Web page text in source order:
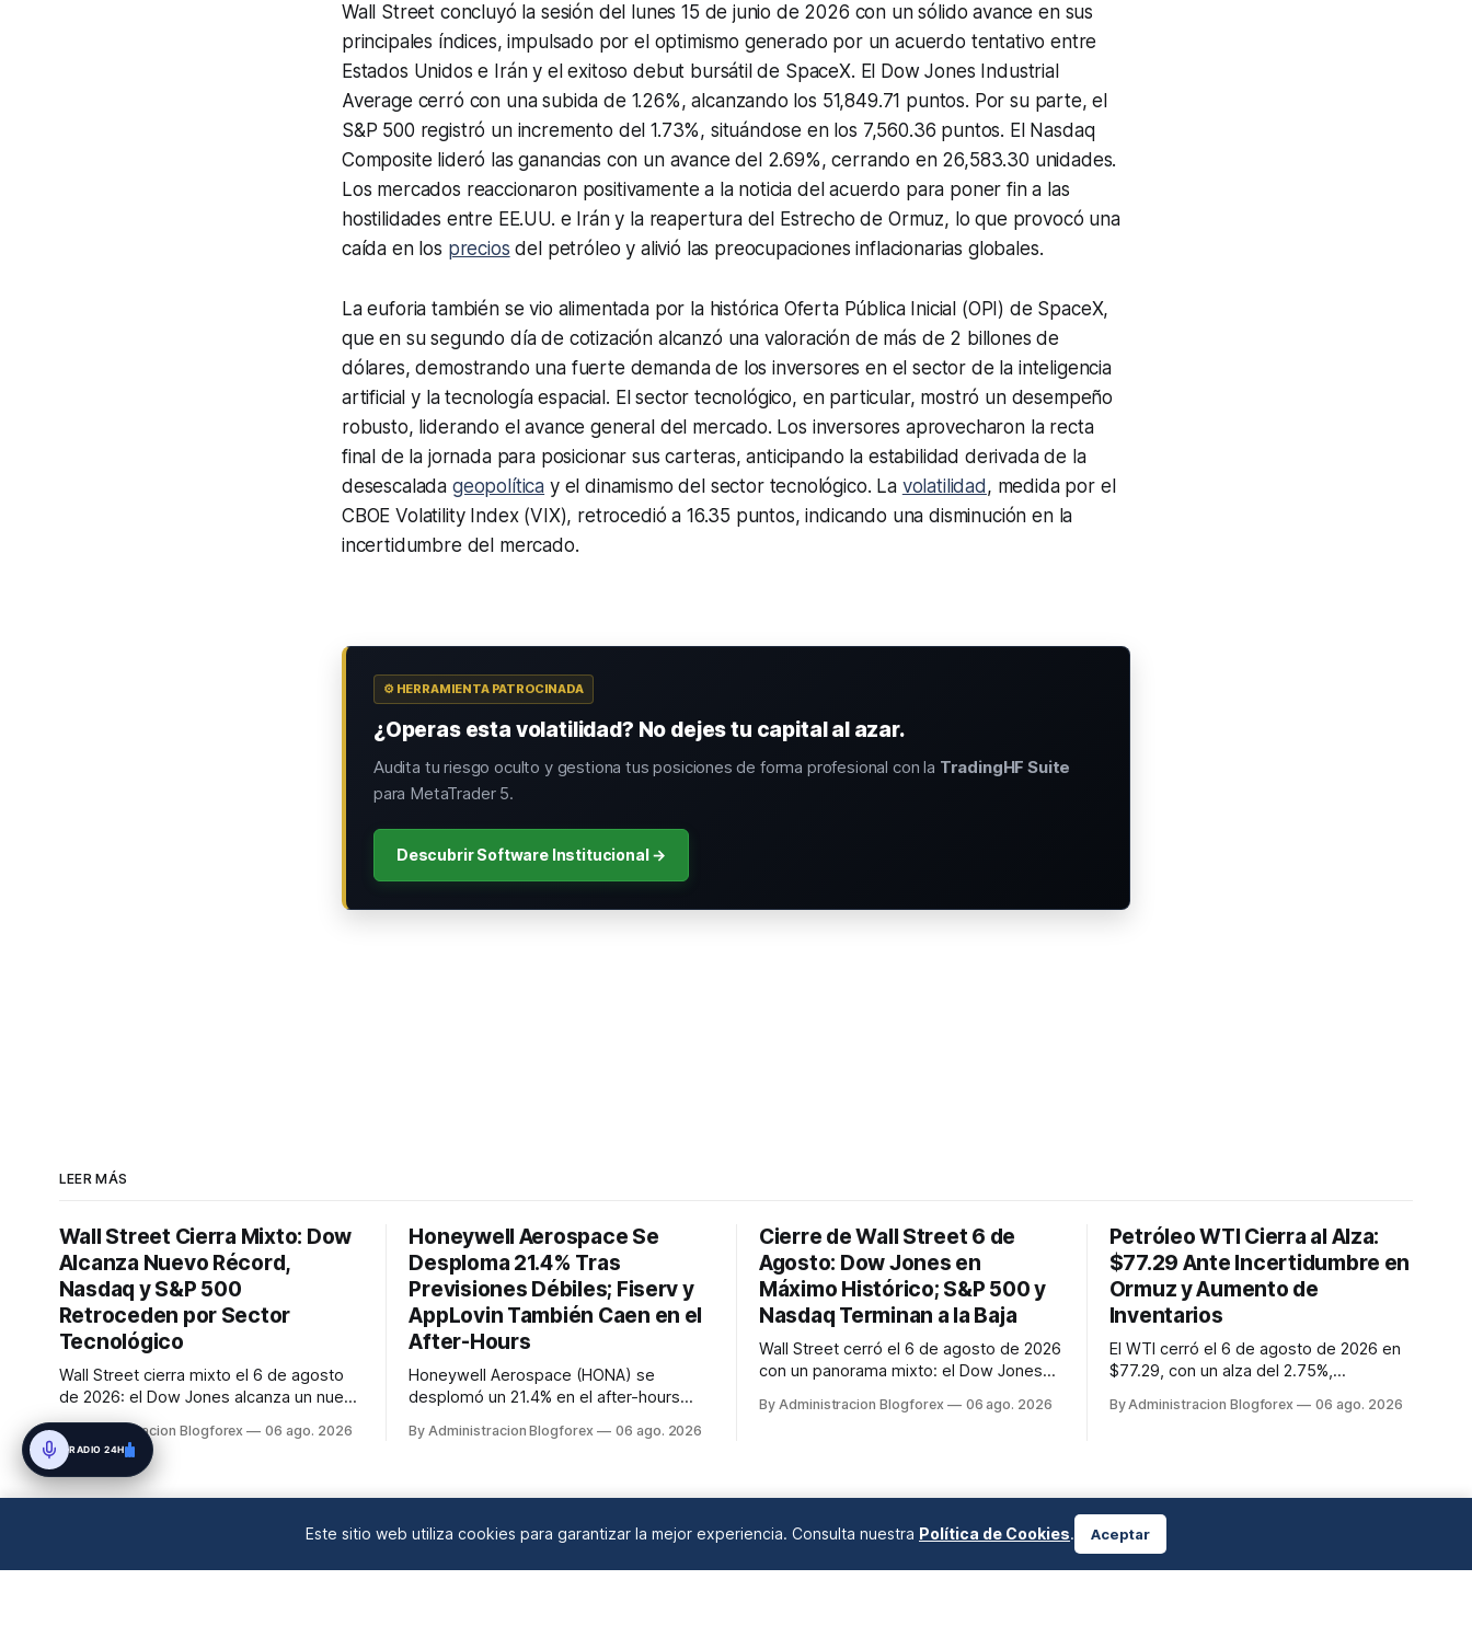
Wall Street concluyó la sesión del lunes 15 de junio de 2026 con un sólido avance en sus
principales índices, impulsado por el optimismo generado por un acuerdo tentativo entre
Estados Unidos e Irán y el exitoso debut bursátil de SpaceX. El Dow Jones Industrial
Average cerró con una subida de 1.26%, alcanzando los 51,849.71 puntos. Por su parte, el
S&P 500 registró un incremento del 1.73%, situándose en los 7,560.36 puntos. El Nasdaq
Composite lideró las ganancias con un avance del 2.69%, cerrando en 26,583.30 unidades.
Los mercados reaccionaron positivamente a la noticia del acuerdo para poner fin a las
hostilidades entre EE.UU. e Irán y la reapertura del Estrecho de Ormuz, lo que provocó una
caída en los precios del petróleo y alivió las preocupaciones inflacionarias globales.
La euforia también se vio alimentada por la histórica Oferta Pública Inicial (OPI) de SpaceX,
que en su segundo día de cotización alcanzó una valoración de más de 2 billones de
dólares, demostrando una fuerte demanda de los inversores en el sector de la inteligencia
artificial y la tecnología espacial. El sector tecnológico, en particular, mostró un desempeño
robusto, liderando el avance general del mercado. Los inversores aprovecharon la recta
final de la jornada para posicionar sus carteras, anticipando la estabilidad derivada de la
desescalada geopolítica y el dinamismo del sector tecnológico. La volatilidad , medida por el
CBOE Volatility Index (VIX), retrocedió a 16.35 puntos, indicando una disminución en la
incertidumbre del mercado.
⚙️ HERRAMIENTA PATROCINADA
¿Operas esta volatilidad? No dejes tu capital al azar.
Audita tu riesgo oculto y gestiona tus posiciones de forma profesional con la TradingHF Suite
para MetaTrader 5.
Descubrir Software Institucional →
LEER MÁS
Wall Street Cierra Mixto: Dow
Alcanza Nuevo Récord,
Nasdaq y S&P 500
Retroceden por Sector
Tecnológico
Wall Street cierra mixto el 6 de agosto
de 2026: el Dow Jones alcanza un nuevo
récord en 54,349.12 impulsado por
sólidas ganancias, mientras que el S&P
500 y el Nasdaq Composite retroceden
un 0.2% y 0.8% respectivamente,
VIX cayó a 15.43, y el progreso en...
By Administracion Blogforex 06 ago. 2026
Honeywell Aerospace Se
Desploma 21.4% Tras
Previsiones Débiles; Fiserv y
AppLovin También Caen en el
After-Hours
Honeywell Aerospace (HONA) se
desplomó un 21.4% en el after-hours
beneficios para 2026. Fiserv (FI) cayó un
ingresos. SanDisk (SNDK) tambié...
By Administracion Blogforex 06 ago. 2026
Cierre de Wall Street 6 de
Agosto: Dow Jones en
Máximo Histórico; S&P 500 y
Nasdaq Terminan a la Baja
Wall Street cerró el 6 de agosto de 2026
con un panorama mixto: el Dow Jones
máximo histórico de 54,349.12 puntos
26,363.44, afectado por la debilidad de
las a...
By Administracion Blogforex 06 ago. 2026
Petróleo WTI Cierra al Alza:
$77.29 Ante Incertidumbre en
Ormuz y Aumento de
Inventarios
El WTI cerró el 6 de agosto de 2026 en
$77.29, con un alza del 2.75%,
estrecho de Ormuz, a pesar del
By Administracion Blogforex 06 ago. 2026
Este sitio web utiliza cookies para garantizar la mejor experiencia. Consulta nuestra Política de Cookies. Aceptar
RADIO 24H